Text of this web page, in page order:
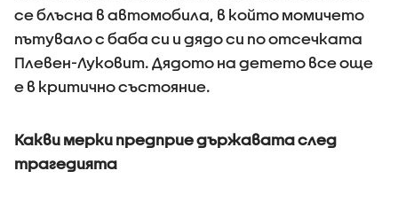
се блъсна в автомобила, в който момичето
пътувало с баба си и дядо си по отсечката
Плевен-Луковит. Дядото на детето все още
е в критично състояние.
Какви мерки предприе държавата след
трагедията